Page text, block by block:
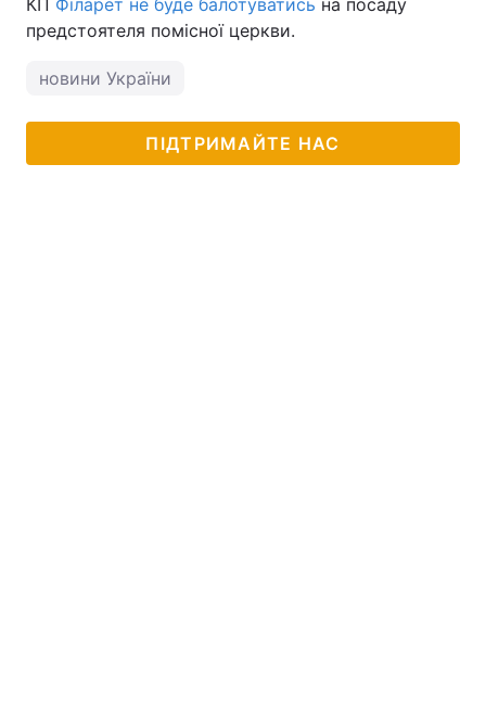
КП Філарет не буде балотуватись на посаду
предстоятеля помісної церкви.
новини України
ПІДТРИМАЙТЕ НАС